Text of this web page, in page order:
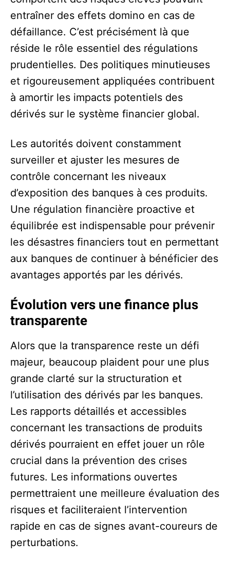
entraîner des effets domino en cas de
défaillance. C’est précisément là que
réside le rôle essentiel des régulations
prudentielles. Des politiques minutieuses
et rigoureusement appliquées contribuent
à amortir les impacts potentiels des
dérivés sur le système financier global.
Les autorités doivent constamment
surveiller et ajuster les mesures de
contrôle concernant les niveaux
d’exposition des banques à ces produits.
Une régulation financière proactive et
équilibrée est indispensable pour prévenir
les désastres financiers tout en permettant
aux banques de continuer à bénéficier des
avantages apportés par les dérivés.
Évolution vers une finance plus
transparente
Alors que la transparence reste un défi
majeur, beaucoup plaident pour une plus
grande clarté sur la structuration et
l’utilisation des dérivés par les banques.
Les rapports détaillés et accessibles
concernant les transactions de produits
dérivés pourraient en effet jouer un rôle
crucial dans la prévention des crises
futures. Les informations ouvertes
permettraient une meilleure évaluation des
risques et faciliteraient l’intervention
rapide en cas de signes avant-coureurs de
perturbations.